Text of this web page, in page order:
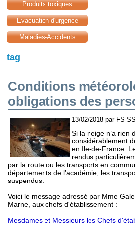
Produits toxiques
Evacuation d'urgence
Maladies-Accidents
tag
Conditions
obligations des
13/02/2018 par FS
Si la neige n’a rien
considérablement
en Ile-de-France.
rendus
par la route ou les transports en
départements de l’académie, les
suspendus.
Voici le message adressé par Mme
Marne, aux chefs d'établissement :
Mesdames et Messieurs les Chefs